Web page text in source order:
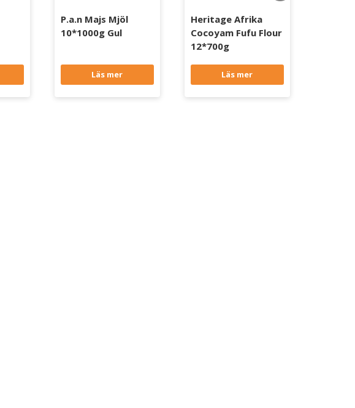
P.a.n Majs Mjöl
10*1000g Gul
Läs mer
Heritage Afrika
Cocoyam Fufu Flour
12*700g
Läs mer